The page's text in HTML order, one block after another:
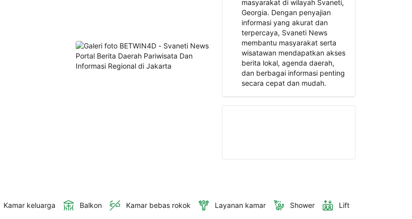
masyarakat di wilayah Svaneti,
Georgia. Dengan penyajian
informasi yang akurat dan
terpercaya, Svaneti News
membantu masyarakat serta
wisatawan mendapatkan akses
berita lokal, agenda daerah,
dan berbagai informasi penting
secara cepat dan mudah.
Kamar keluarga Balkon Kamar bebas rokok Layanan kamar Shower Lift